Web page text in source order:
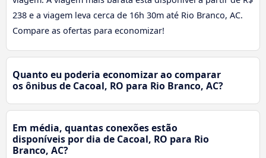
238 e a viagem leva cerca de 16h 30m até Rio Branco, AC.
Compare as ofertas para economizar!
Quanto eu poderia economizar ao comparar
os ônibus de Cacoal, RO para Rio Branco, AC?
Em média, quantas conexões estão
disponíveis por dia de Cacoal, RO para Rio
Branco, AC?